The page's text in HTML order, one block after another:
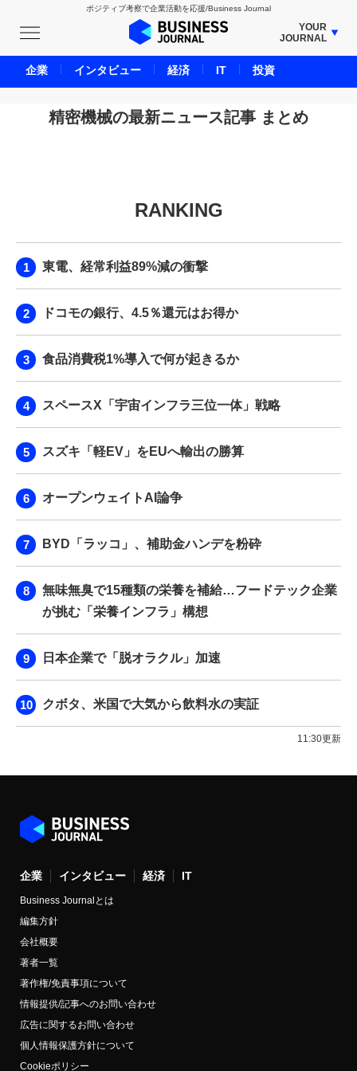
ポジティブ考察で企業活動を応援/Business Journal
YOUR
JOURNAL
BUSINESS JOURNAL
UNICORN JOURNAL
CARBON CREDITS JOURNAL
LIFE ENDING JOURNAL
BPaaS JOURNAL
精密機械の最新ニュース記事 まとめ
RANKING
東電、経常利益89%減の衝撃
ドコモの銀行、4.5％還元はお得か
食品消費税1%導入で何が起きるか
スペースX「宇宙インフラ三位一体」戦略
スズキ「軽EV」をEUへ輸出の勝算
オープンウェイトAI論争
BYD「ラッコ」、補助金ハンデを粉砕
無味無臭で15種類の栄養を補給…フードテック企業
が挑む「栄養インフラ」構想
日本企業で「脱オラクル」加速
クボタ、米国で大気から飲料水の実証
11:30更新
企業 インタビュー 経済 IT
Business Journalとは
編集方針
会社概要
著者一覧
著作権/免責事項について
情報提供/記事へのお問い合わせ
広告に関するお問い合わせ
個人情報保護方針について
Cookieポリシー
企業 インタビュー 経済 IT 投資